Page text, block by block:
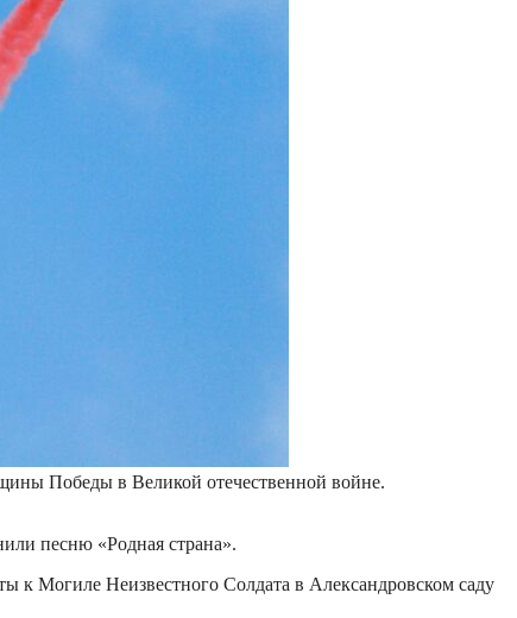
Победы в Великой отечественной войне.
песню «Родная страна».
к Могиле Неизвестного Солдата в Александровском саду